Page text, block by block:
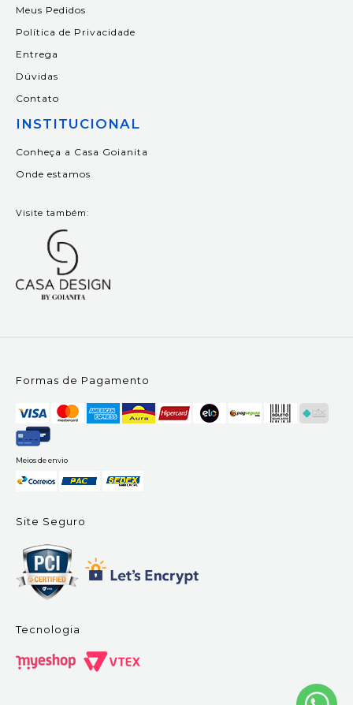
Meus Pedidos
Política de Privacidade
Entrega
Dúvidas
Contato
INSTITUCIONAL
Conheça a Casa Goianita
Onde estamos
Visite também:
Formas de Pagamento
Meios de envio
Site Seguro
Tecnologia